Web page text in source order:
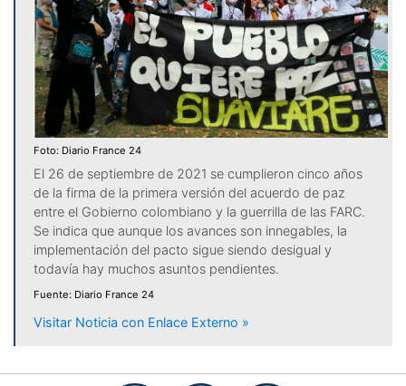
Foto: Diario France 24
El 26 de septiembre de 2021 se cumplieron cinco años
de la firma de la primera versión del acuerdo de paz
entre el Gobierno colombiano y la guerrilla de las FARC.
Se indica que aunque los avances son innegables, la
implementación del pacto sigue siendo desigual y
todavía hay muchos asuntos pendientes.
Fuente: Diario France 24
Visitar Noticia con Enlace Externo »